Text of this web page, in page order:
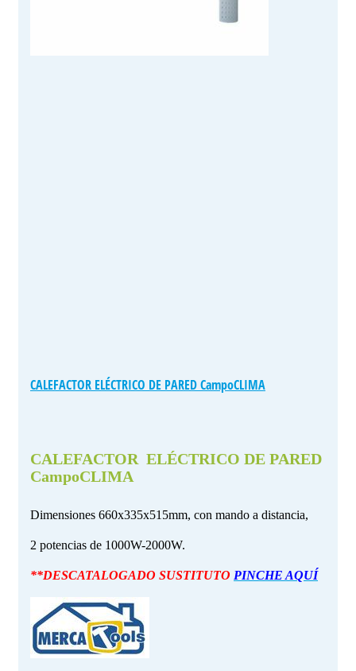
CALEFACTOR ELÉCTRICO DE PARED CampoCLIMA
CALEFACTOR ELÉCTRICO DE PARED
CampoCLIMA
Dimensiones 660x335x515mm, con mando a distancia,
2 potencias de 1000W-2000W.
**DESCATALOGADO SUSTITUTO PINCHE AQUÍ